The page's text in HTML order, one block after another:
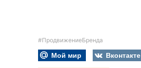
#ПродвижениеБренда
Мой мир
Вконтакте